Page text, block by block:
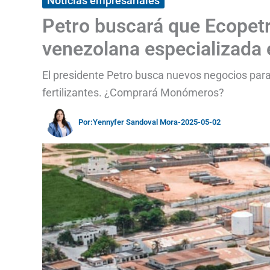
Petro buscará que
venezolana
El presidente Petro busca nuevos negocios
fertilizantes. ¿Comprará Monómeros?
Por:Yennyfer Sandoval Mora-2025-05-02